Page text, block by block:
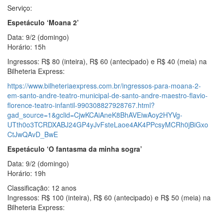
Serviço:
Espetáculo ‘Moana 2’
Data: 9/2 (domingo)
Horário: 15h
Ingressos: R$ 80 (inteira), R$ 60 (antecipado) e R$ 40 (meia) na
Bilheteria Express:
https://www.bilheteriaexpress.com.br/ingressos-para-moana-2-
em-santo-andre-teatro-municipal-de-santo-andre-maestro-flavio-
florence-teatro-infantil-990308827928767.html?
gad_source=1&gclid=CjwKCAiAneK8BhAVEiwAoy2HYVg-
UTth0o3TCRDXABJ24GP4yJvFsteLaoe4AK4PPcsyMCRh0jBiGxo
CtJwQAvD_BwE
Espetáculo ‘O fantasma da minha sogra’
Data: 9/2 (domingo)
Horário: 19h
Classificação: 12 anos
Ingressos: R$ 100 (inteira), R$ 60 (antecipado) e R$ 50 (meia) na
Bilheteria Express: